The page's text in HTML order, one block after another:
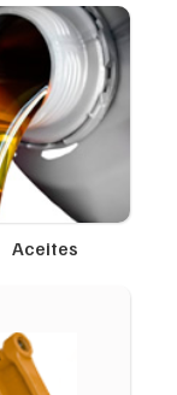
Aceites